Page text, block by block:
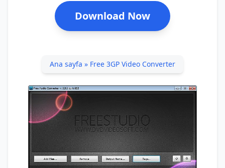
Download Now
Ana sayfa » Free 3GP Video Converter